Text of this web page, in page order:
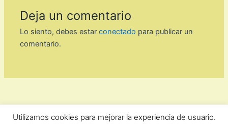
Deja un comentario
Lo siento, debes estarconectado para publicar un
comentario.
Utilizamos cookies para mejorar la experiencia de usuario.